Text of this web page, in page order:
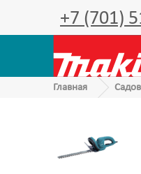
+7 (701)
Главная